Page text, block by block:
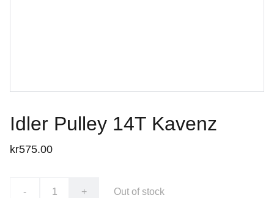
Idler Pulley 14T Kavenz
kr575.00
- + Out of stock